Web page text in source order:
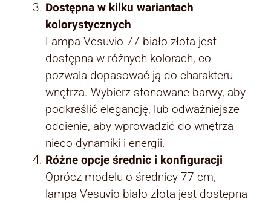
Dostępna w kilku wariantach
kolorystycznych
Lampa Vesuvio 77 biało złota jest
dostępna w różnych kolorach, co
pozwala dopasować ją do charakteru
wnętrza. Wybierz stonowane barwy, aby
podkreślić elegancję, lub odważniejsze
odcienie, aby wprowadzić do wnętrza
nieco dynamiki i energii.
Różne opcje średnic i konfiguracji
Oprócz modelu o średnicy 77 cm,
lampa Vesuvio biało złota jest dostępna